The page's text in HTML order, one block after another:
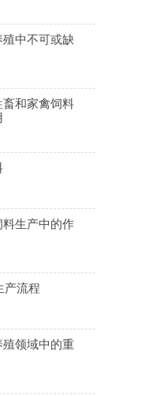
中不可或缺
和家禽饲料
生产中的作
产流程
领域中的重